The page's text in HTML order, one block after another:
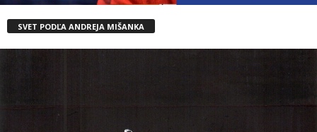
SVET PODĽA ANDREJA MIŠANKA